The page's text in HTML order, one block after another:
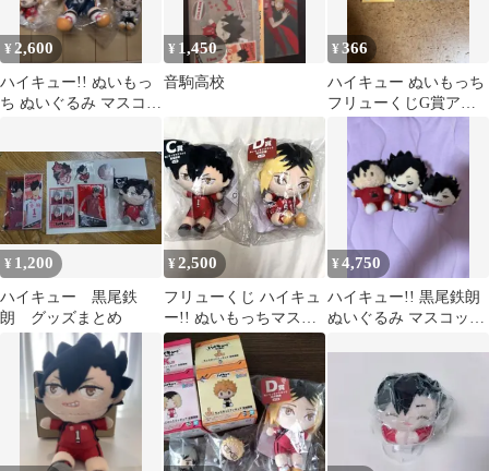
¥2,600
ハイキュー!! ぬいもっ
ち ぬいぐるみ マスコッ
¥ 1,450
音駒高校
¥366
ハイキュー ぬいもっち
フリューくじG賞アク
リルスタンド 黒尾鉄朗
¥ 1,200
ハイキュー 黒尾鉄
朗 グッズまとめ
¥2,500
フリューくじ ハイキュ
ー!! ぬいもっちマスコ
ット 黒尾鉄朗 狐爪研磨
C.D賞
¥4,750
ハイキュー!! 黒尾鉄朗
ぬいぐるみ マスコット